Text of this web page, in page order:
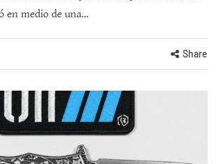
en medio de una…
Share